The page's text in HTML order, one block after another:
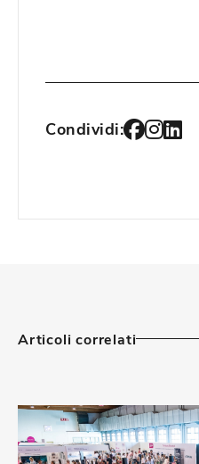
Condividi:
Articoli correlati